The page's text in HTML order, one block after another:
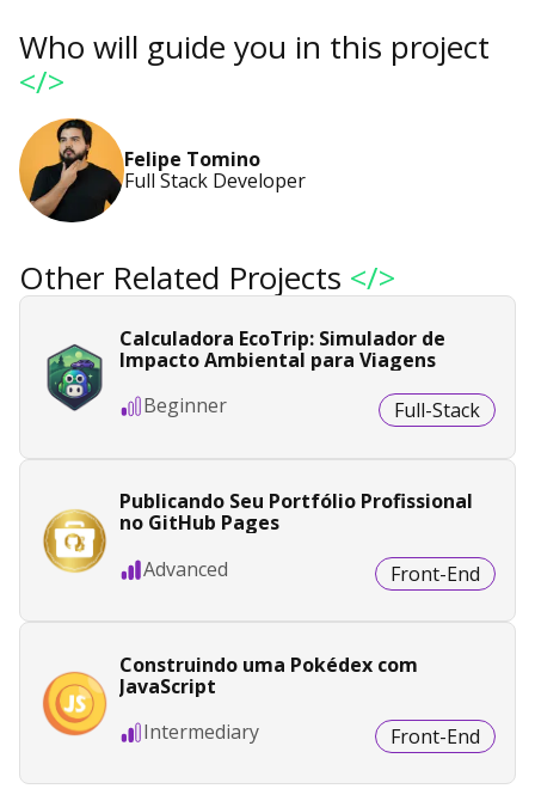
Who will guide you in this project
</>
Felipe Tomino
Full Stack Developer
Other Related Projects </>
Calculadora EcoTrip: Simulador de
Impacto Ambiental para Viagens
Beginner
Full-Stack
Publicando Seu Portfólio Profissional
no GitHub Pages
Advanced
Front-End
Construindo uma Pokédex com
JavaScript
Intermediary
Front-End